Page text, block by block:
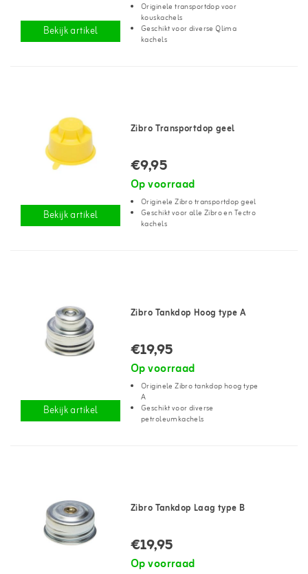
Bekijk artikel
Originele transportdop voor
kouskachels
Geschikt voor diverse Qlima
kachels
Bekijk artikel
Zibro Transportdop geel
€9,95
Op voorraad
Originele Zibro transportdop geel
Geschikt voor alle Zibro en Tectro
kachels
Bekijk artikel
Zibro Tankdop Hoog type A
€19,95
Op voorraad
Originele Zibro tankdop hoog type
A
Geschikt voor diverse
petroleumkachels
Zibro Tankdop Laag type B
€19,95
Op voorraad